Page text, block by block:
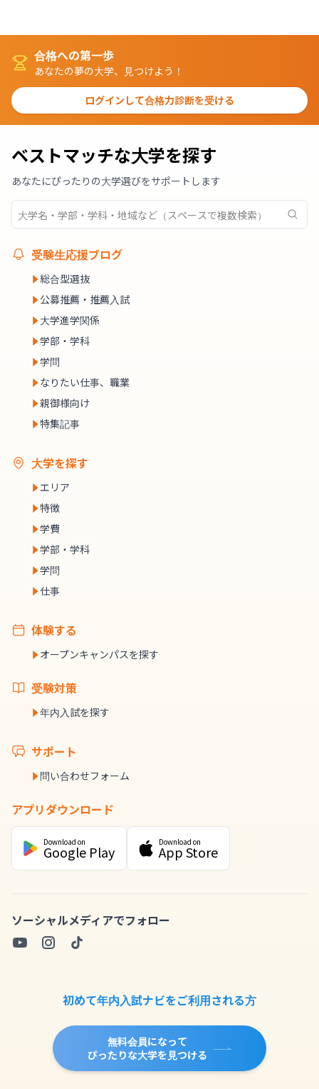
合格への第一歩
あなたの夢の大学、見つけよう！
ログインして合格力診断を受ける
ベストマッチな大学を探す
あなたにぴったりの大学選びをサポートします
受験生応援ブログ
総合型選抜
公募推薦・推薦入試
大学進学関係
学部・学科
学問
なりたい仕事、職業
親御様向け
特集記事
大学を探す
エリア
特徴
学費
学部・学科
学問
仕事
体験する
オープンキャンパスを探す
受験対策
年内入試を探す
サポート
問い合わせフォーム
アプリダウンロード
Download on
Google Play
Download on
App Store
ソーシャルメディアでフォロー
初めて年内入試ナビをご利用される方
無料会員になって
ぴったりな大学を見つける